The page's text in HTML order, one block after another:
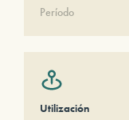
Período
Utilización